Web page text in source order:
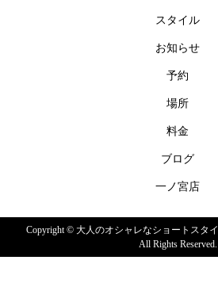
スタイル
お知らせ
予約
場所
料金
ブログ
一ノ宮店
Copyright © 大人のオシャレなショートスタ
All Rights Reserved.